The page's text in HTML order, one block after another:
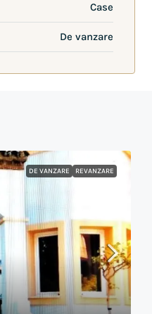
Case
De vanzare
DE VANZARE REVANZARE